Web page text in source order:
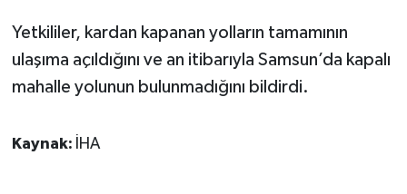
Yetkililer, kardan kapanan yolların tamamının
ulaşıma açıldığını ve an itibarıyla Samsun’da kapalı
mahalle yolunun bulunmadığını bildirdi.
Kaynak: İHA